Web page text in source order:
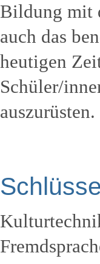
Bildung mit
auch das
heutigen
Schüler/
auszurüsten.